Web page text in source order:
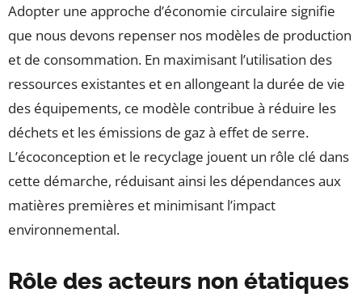
Adopter une approche d’économie circulaire signifie
que nous devons repenser nos modèles de production
et de consommation. En maximisant l’utilisation des
ressources existantes et en allongeant la durée de vie
des équipements, ce modèle contribue à réduire les
déchets et les émissions de gaz à effet de serre.
L’écoconception et le recyclage jouent un rôle clé dans
cette démarche, réduisant ainsi les dépendances aux
matières premières et minimisant l’impact
environnemental.
Rôle des acteurs non étatiques